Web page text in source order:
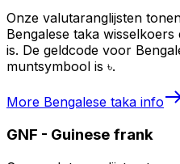
Onze valutaranglijsten
Bengalese taka
is. De geldcode voor
muntsymbool is ৳.
More Bengalese taka info
GNF - Guinese frank